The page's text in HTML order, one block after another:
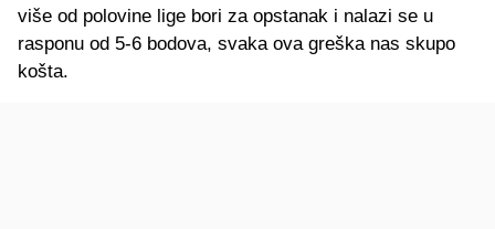
više od polovine lige bori za opstanak i nalazi se u
rasponu od 5-6 bodova, svaka ova greška nas skupo
košta.